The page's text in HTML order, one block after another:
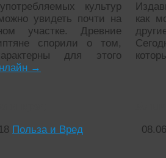
культур
увидеть почти на
участке. Древние
спорили о том,
для этого
→
как
Польза и Вред